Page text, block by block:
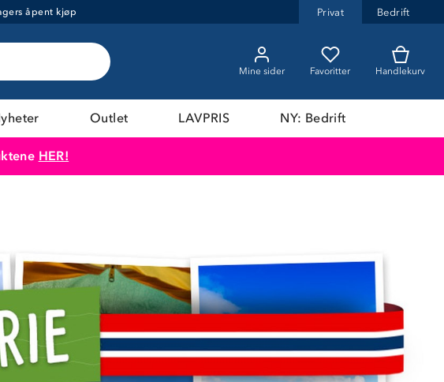
åpent kjøp Privat Bedrift
Mine sider Favoritter Handlekurv
Outlet LAVPRIS NY: Bedrift
HER!